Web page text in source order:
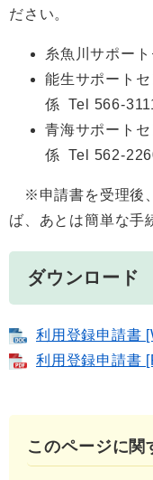
ださい。
糸魚川サポー
能生サポー
係 Tel 566-
青海サポー
係 Tel 562-
※申請書を受理後
ば、あとは簡単な手
ダウンロード
利用登録申請書
利用登録申請書
このページに関